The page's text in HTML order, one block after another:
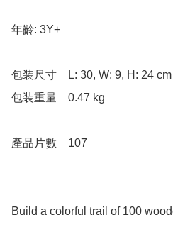
年齡: 3Y+
包装尺寸	L: 30, W: 9, H: 24 cm
包装重量	0.47 kg
產品片數	107
Build a colorful trail of 100